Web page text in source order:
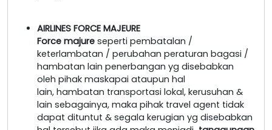
AIRLINES FORCE MAJEURE
Force majure seperti pembatalan /
keterlambatan / perubahan peraturan bagasi /
hambatan lain penerbangan yg disebabkan
oleh pihak maskapai ataupun hal
lain, hambatan transportasi lokal, kerusuhan &
lain sebagainya, maka pihak travel agent tidak
dapat dituntut & segala kerugian yg disebabkan